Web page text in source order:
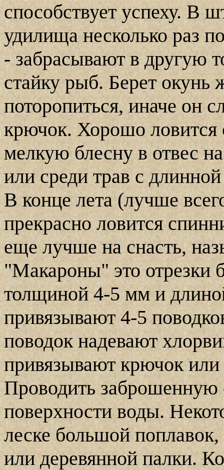
способствует успеху. В
удилища несколько раз
- забрасывают в другую
стайку рыб. Берет окунь
поторопиться, иначе он
крючок. Хорошо
мелкую блесну в отвес
или среди трав с
В конце лета (лучше
прекрасно ловится
еще лучше на снасть,
"Макароны" это отрезки
толщиной 4-5 мм и
привязывают 4-5
поводок надевают
привязывают крючок
Проводить заброшенную
поверхности воды.
леске большой
или деревянной палки.